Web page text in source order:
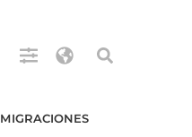
MIGRACIONES